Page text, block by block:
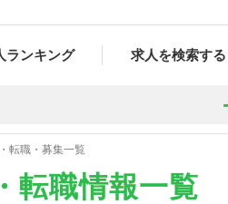
ランキング 求人を検索する
転職・募集一覧
転職情報一覧